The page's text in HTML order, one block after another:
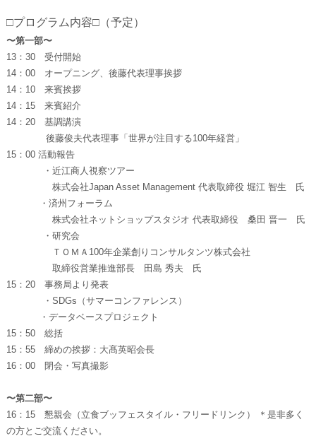
□プログラム内容□（予定）
〜第一部〜
13：30 受付開始
14：00 オープニング、後藤代表理事挨拶
14：10 来賓挨拶
14：15 来賓紹介
14：20 基調講演
後藤俊夫代表理事「世界が注目する100年経営」
15：00 活動報告
・近江商人視察ツアー
株式会社Japan Asset Management 代表取締役 堀江 智生 氏
・済州フォーラム
株式会社ネットショップスタジオ 代表取締役 桑田 晋一 氏
・研究会
ＴＯＭＡ100年企業創りコンサルタンツ株式会社
取締役営業推進部長 田島 秀夫 氏
15：20 事務局より発表
・SDGs（サマーコンファレンス）
・データベースプロジェクト
15：50 総括
15：55 締めの挨拶：大髙英昭会長
16：00 閉会・写真撮影
〜第二部〜
16：15 懇親会（立食ブッフェスタイル・フリードリンク） ＊是非多く
の方とご交流ください。